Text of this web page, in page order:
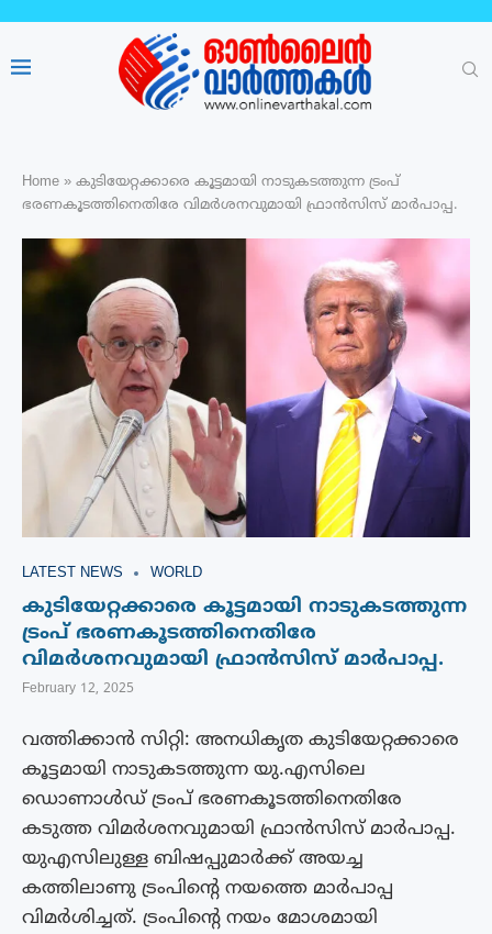
Home » കുടിയേറ്റക്കാരെ കൂട്ടമായി നാടുകടത്തുന്ന ട്രംപ്
ഭരണകൂടത്തിനെതിരേ വിമർശനവുമായി ഫ്രാൻസിസ് മാർപാപ്പ.
LATEST NEWS WORLD
കുടിയേറ്റക്കാരെ കൂട്ടമായി നാടുകടത്തുന്ന
ട്രംപ് ഭരണകൂടത്തിനെതിരേ
വിമർശനവുമായി ഫ്രാൻസിസ് മാർപാപ്പ.
February 12, 2025
വത്തിക്കാൻ സിറ്റി: അനധികൃത കുടിയേറ്റക്കാരെ
കൂട്ടമായി നാടുകടത്തുന്ന യു.എസിലെ
ഡൊണാൾഡ് ട്രംപ് ഭരണകൂടത്തിനെതിരേ
കടുത്ത വിമർശനവുമായി ഫ്രാൻസിസ് മാർപാപ്പ.
യുഎസിലുള്ള ബിഷപ്പുമാർക്ക് അയച്ച
കത്തിലാണു ട്രംപിന്റെ നയത്തെ മാർപാപ്പ
വിമർശിച്ചത്. ട്രംപിന്റെ നയം മോശമായി